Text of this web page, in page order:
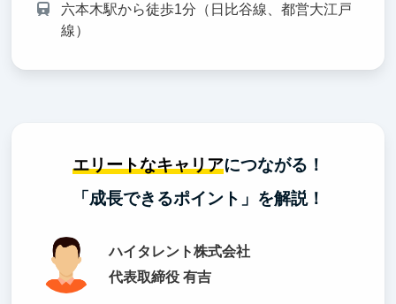
六本木駅から徒歩1分（日比谷線、都営大江戸
線）
エリートなキャリアにつながる！
「成長できるポイント」を解説！
ハイタレント株式会社
代表取締役 有吉